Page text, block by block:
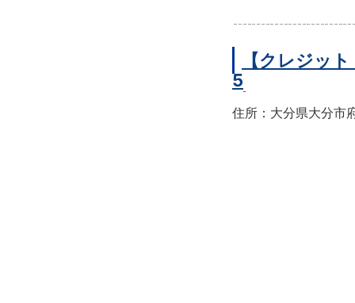
【クレジッ
5
住所：大分県大分市